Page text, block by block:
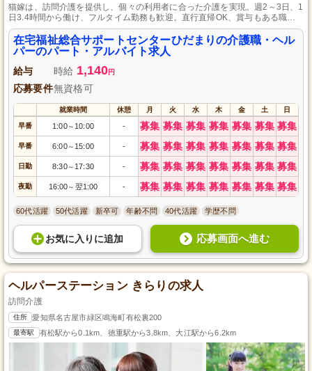
猫嫁は、訪問介護を提供し、個々の利用者に合った介護を実現。週2～3日、1
日3.4時間から働け、フルタイム勤務も歓迎。直行直帰OK、賞与もある職場
です。
在宅福祉総合サポートセンターひだまりの介護職・ヘル
パーのパート・アルバイト求人
給与 時給 1,140円
応募要件無資格可
就業時間 休憩 月 火 水 木 金 土 日
早番 1:00～ 10:00 - 募集 募集 募集 募集 募集 募集 募集
早番 6:00～ 15:00 - 募集 募集 募集 募集 募集 募集 募集
日勤 8:30～ 17:30 - 募集 募集 募集 募集 募集 募集 募集
夜勤 16:00～ 翌1:00 - 募集 募集 募集 募集 募集 募集 募集
60代活躍 50代活躍 新卒可 年齢不問 40代活躍 学歴不問
お気に入り に追加 応募画面へ進む
ヘルパーステーション きらりの求人
訪問介護
住所 愛知県名古屋市緑区鳴海町有松裏200
最寄駅 有松駅から0.1km、徳重駅から3.8km、大江駅から6.2km